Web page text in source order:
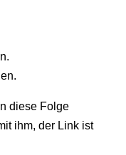
diese Folge
ihm, der Link ist